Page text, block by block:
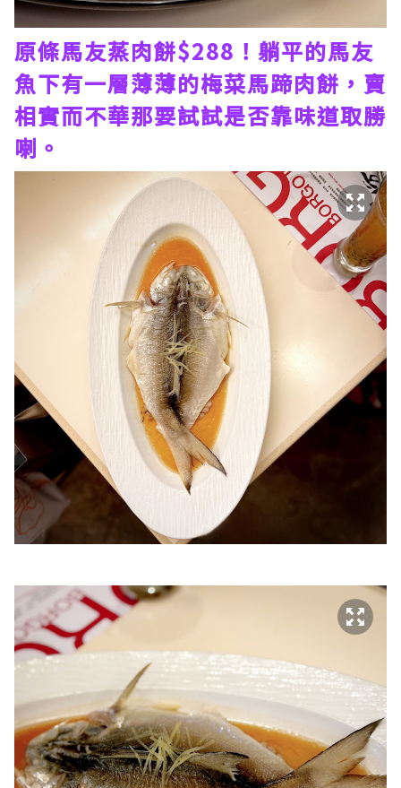
原條馬友蒸肉餅$288！躺平的馬友
魚下有一層薄薄的梅菜馬蹄肉餅，賣
相實而不華那要試試是否靠味道取勝
喇。